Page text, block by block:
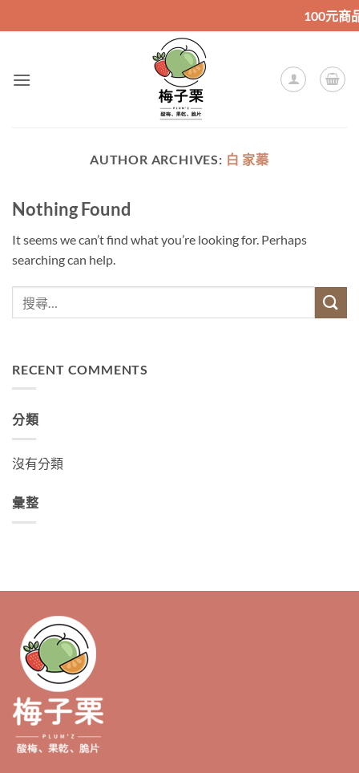
to
100元商品購
AUTHOR ARCHIVES: 白 家蓁
Nothing Found
It seems we can’t find what you’re looking for. Perhaps
searching can help.
RECENT COMMENTS
分類
沒有分類
彙整